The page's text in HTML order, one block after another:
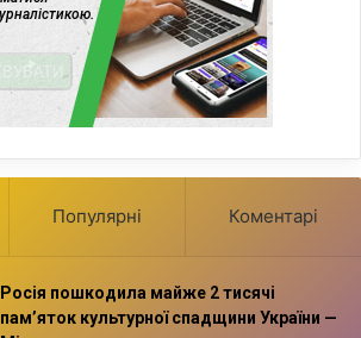
Популярні Коментарі
Росія пошкодила майже 2 тисячі
пам’яток культурної спадщини України —